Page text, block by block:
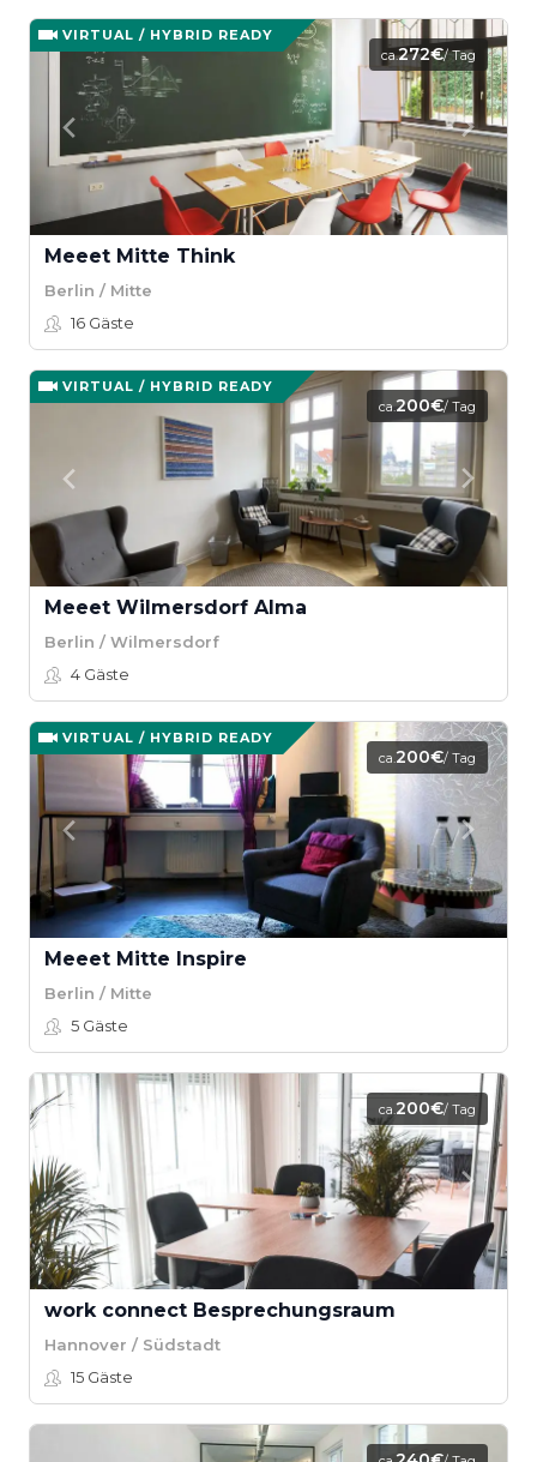
VIRTUAL / HYBRID READY
ca.272€/ Tag
Meeet Mitte Think
Berlin / Mitte
16 Gäste
VIRTUAL / HYBRID READY
ca.200€/ Tag
Meeet Wilmersdorf Alma
Berlin / Wilmersdorf
4 Gäste
VIRTUAL / HYBRID READY
ca.200€/ Tag
Meeet Mitte Inspire
Berlin / Mitte
5 Gäste
ca.200€/ Tag
work connect Besprechungsraum
Hannover / Südstadt
15 Gäste